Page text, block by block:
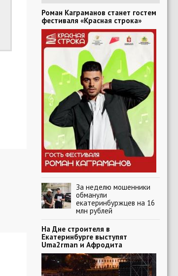
Роман Каграманов станет гостем
фестиваля «Красная строка»
За неделю мошенники
обманули
екатеринбуржцев на 16
млн рублей
На Дне строителя в
Екатеринбурге выступят
Uma2rman и Афродита